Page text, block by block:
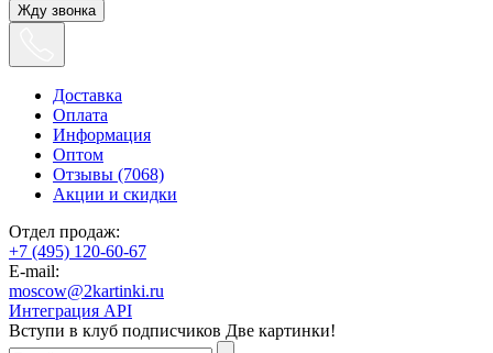
Жду звонка
Доставка
Оплата
Информация
Оптом
Отзывы (7068)
Акции и скидки
Отдел продаж:
+7 (495) 120-60-67
E-mail:
moscow@2kartinki.ru
Интеграция API
Вступи в клуб подписчиков Две картинки!